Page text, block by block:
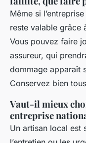
Même si
reste valable grâce
Vous pouvez faire
assureur, qui
dommage apparaît
Conservez bien
Vaut-il mieux
entreprise
Un artisan local est